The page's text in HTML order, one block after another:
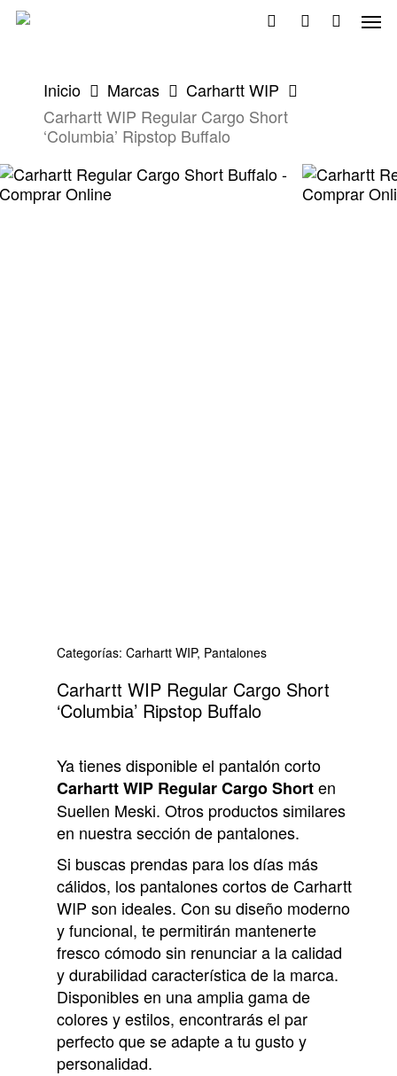
Skip
Inicio Marcas
Carhartt WIP
Carhartt WIP Regular Cargo Short
‘Columbia’ Ripstop Buffalo
Carhartt WIP Regular Cargo Short
‘Columbia’ Ripstop Buffalo
Ya tienes disponible el pantalón corto
Carhartt WIP Regular Cargo Shorten
Suellen Meski. Otros productos similares
en nuestra sección de pantalones.
Si buscas prendas para los días más
cálidos, los pantalones cortos de Carhartt
WIP son ideales. Con su diseño moderno
y funcional, te permitirán mantenerte
fresco cómodo sin renunciar a la calidad
y durabilidad característica de la marca.
Disponibles en una amplia gama de
colores y estilos, encontrarás el par
perfecto que se adapte a tu gusto y
personalidad.
Categorías: Carhartt WIP, Pantalones